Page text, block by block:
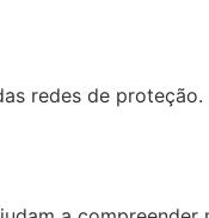
redes de proteção.